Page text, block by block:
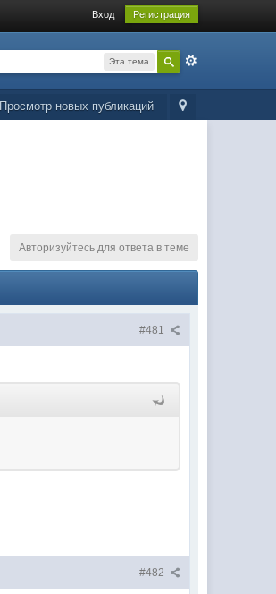
Вход Регистрация
Эта тема
Просмотр новых публикаций
Авторизуйтесь для ответа в теме
#481
#482